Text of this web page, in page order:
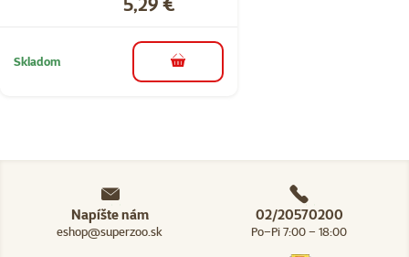
Skladom do košíka
Napíšte nám
eshop@superzoo.sk
02/20570200
Po–Pi 7:00 – 18:00